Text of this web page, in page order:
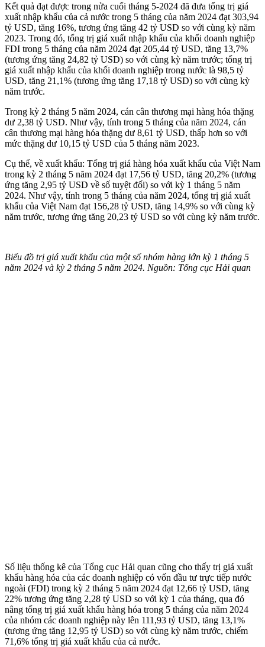
Kết quả đạt được trong nửa cuối tháng 5-2024 đã đưa tổng trị giá
xuất nhập khẩu của cả nước trong 5 tháng của năm 2024 đạt 303,94
tỷ USD, tăng 16%, tương ứng tăng 42 tỷ USD so với cùng kỳ năm
2023. Trong đó, tổng trị giá xuất nhập khẩu của khối doanh nghiệp
FDI trong 5 tháng của năm 2024 đạt 205,44 tỷ USD, tăng 13,7%
(tương ứng tăng 24,82 tỷ USD) so với cùng kỳ năm trước; tổng trị
giá xuất nhập khẩu của khối doanh nghiệp trong nước là 98,5 tỷ
USD, tăng 21,1% (tương ứng tăng 17,18 tỷ USD) so với cùng kỳ
năm trước.
Trong kỳ 2 tháng 5 năm 2024, cán cân thương mại hàng hóa thặng
dư 2,38 tỷ USD. Như vậy, tính trong 5 tháng của năm 2024, cán
cân thương mại hàng hóa thặng dư 8,61 tỷ USD, thấp hơn so với
mức thặng dư 10,15 tỷ USD của 5 tháng năm 2023.
Cụ thể, về xuất khẩu: Tổng trị giá hàng hóa xuất khẩu của Việt Nam
trong kỳ 2 tháng 5 năm 2024 đạt 17,56 tỷ USD, tăng 20,2% (tương
ứng tăng 2,95 tỷ USD về số tuyệt đối) so với kỳ 1 tháng 5 năm
2024. Như vậy, tính trong 5 tháng của năm 2024, tổng trị giá xuất
khẩu của Việt Nam đạt 156,28 tỷ USD, tăng 14,9% so với cùng kỳ
năm trước, tương ứng tăng 20,23 tỷ USD so với cùng kỳ năm trước.
Biểu đồ trị giá xuất khẩu của một số nhóm hàng lớn kỳ 1 tháng 5
năm 2024 và kỳ 2 tháng 5 năm 2024. Nguồn: Tổng cục Hải quan
Số liệu thống kê của Tổng cục Hải quan cũng cho thấy trị giá xuất
khẩu hàng hóa của các doanh nghiệp có vốn đầu tư trực tiếp nước
ngoài (FDI) trong kỳ 2 tháng 5 năm 2024 đạt 12,66 tỷ USD, tăng
22% tương ứng tăng 2,28 tỷ USD so với kỳ 1 của tháng, qua đó
nâng tổng trị giá xuất khẩu hàng hóa trong 5 tháng của năm 2024
của nhóm các doanh nghiệp này lên 111,93 tỷ USD, tăng 13,1%
(tương ứng tăng 12,95 tỷ USD) so với cùng kỳ năm trước, chiếm
71,6% tổng trị giá xuất khẩu của cả nước.